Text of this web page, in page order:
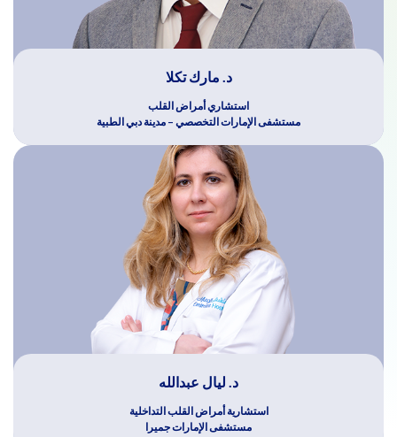
د. مارك تكلا
استشاري أمراض القلب
مستشفى الإمارات التخصصي – مدينة دبي الطبية
د. ليال عبدالله
استشارية أمراض القلب التداخلية
مستشفى الإمارات جميرا